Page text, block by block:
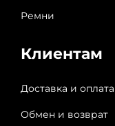
Ремни
Клиентам
Доставка и оплата
Обмен и возврат